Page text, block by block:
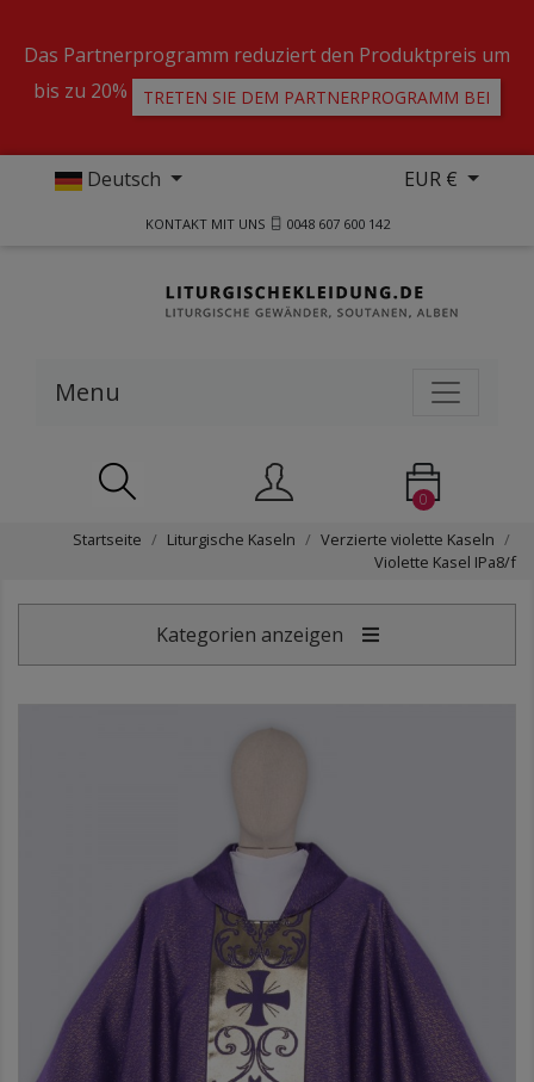
Das Partnerprogramm reduziert den Produktpreis um
bis zu 20%
TRETEN SIE DEM PARTNERPROGRAMM BEI
Deutsch EUR €
KONTAKT MIT UNS 0048 607 600 142
Menu
0
Startseite Liturgische Kaseln
Verzierte violette Kaseln
Violette Kasel IPa8/f
Kategorien anzeigen